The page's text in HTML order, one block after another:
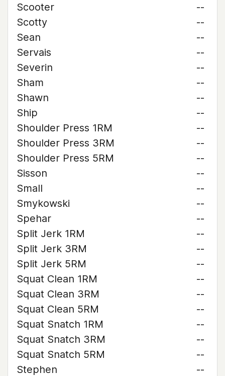
Scooter
--
Scotty
--
Sean
--
Servais
--
Severin
--
Sham
--
Shawn
--
Ship
--
Shoulder Press 1RM
--
Shoulder Press 3RM
--
Shoulder Press 5RM
--
Sisson
--
Small
--
Smykowski
--
Spehar
--
Split Jerk 1RM
--
Split Jerk 3RM
--
Split Jerk 5RM
--
Squat Clean 1RM
--
Squat Clean 3RM
--
Squat Clean 5RM
--
Squat Snatch 1RM
--
Squat Snatch 3RM
--
Squat Snatch 5RM
--
Stephen
--